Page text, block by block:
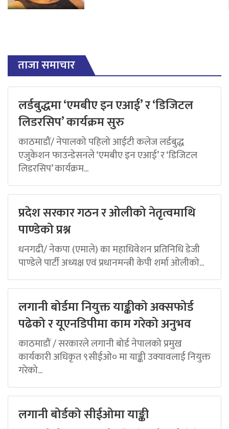
ताजा समाचार
लर्डबुद्धमा ‘एमबीए इन एआई’ र ‘डिजिटल
लिडरसिप’ कार्यक्रम सुरु
काठमाडौं/ नेपालको पहिलो आईटी कलेज लर्डबुद्ध
एजुकेशन फाउन्डेसनले ‘एमबीए इन एआई’ र ‘डिजिटल
लिडरसिप’ कार्यक्रम...
प्रदेश सरकार गठन र ओलीको नेतृत्वमाथि
पाण्डेको प्रश्न
धनगढी/ नेकपा (एमाले) का महाधिवेशन प्रतिनिधि डेजी
पाण्डेले पार्टी अध्यक्ष एवं प्रधानमन्त्री केपी शर्मा ओलीको...
लगानी बोर्डमा नियुक्त याङ्कीको अक्सफोर्ड
पढेको र यूएनडिपीमा काम गरेको अनुभव
काठमाडौं / सरकारले लगानी बोर्ड नेपालको प्रमुख
कार्यकारी अधिकृत ९सीईओ० मा याङ्की उक्यावलाई नियुक्त
गरेको...
लगानी बोर्डको सीईओमा याङ्की